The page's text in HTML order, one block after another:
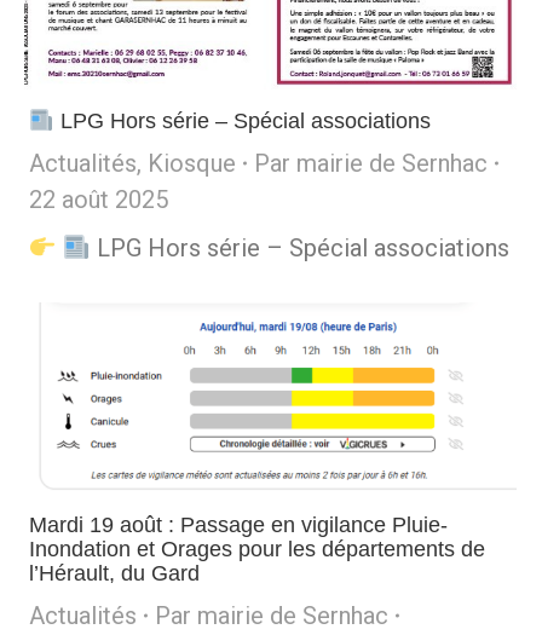
LPG Hors série – Spécial associations
Actualités, Kiosque Par mairie de Sernhac
22 août 2025
LPG Hors série – Spécial associations
Mardi 19 août : Passage en vigilance Pluie-
Inondation et Orages pour les départements de
l’Hérault, du Gard
Actualités Par mairie de Sernhac